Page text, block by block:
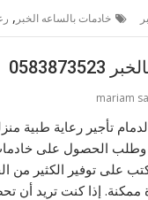
خادمات بالساعه الخبر ,
mariam
تأجير رعاية طبية
الحصول على خادمات
على توفير الكثير من
إذا كنت تريد أن